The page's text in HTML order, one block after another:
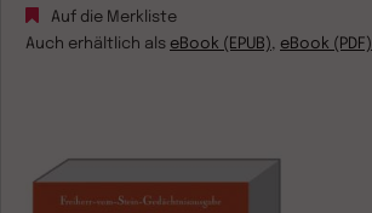
Auf die Merkliste
Auch erhältlich als eBook (EPUB), eBook (PDF)